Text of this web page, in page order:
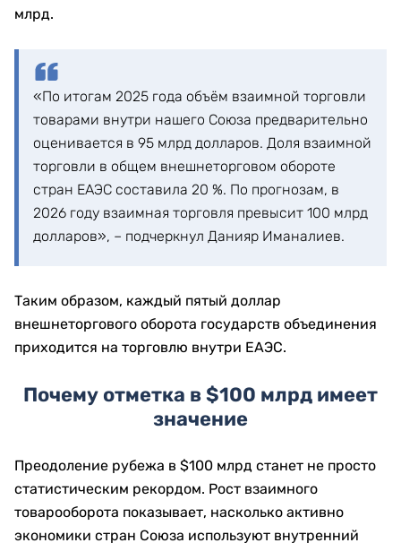
млрд.
«По итогам 2025 года объём взаимной торговли
товарами внутри нашего Союза предварительно
оценивается в 95 млрд долларов. Доля взаимной
торговли в общем внешнеторговом обороте
стран ЕАЭС составила 20 %. По прогнозам, в
2026 году взаимная торговля превысит 100 млрд
долларов», – подчеркнул Данияр Иманалиев.
Таким образом, каждый пятый доллар
внешнеторгового оборота государств объединения
приходится на торговлю внутри ЕАЭС.
Почему отметка в $100 млрд имеет
значение
Преодоление рубежа в $100 млрд станет не просто
статистическим рекордом. Рост взаимного
товарооборота показывает, насколько активно
экономики стран Союза используют внутренний